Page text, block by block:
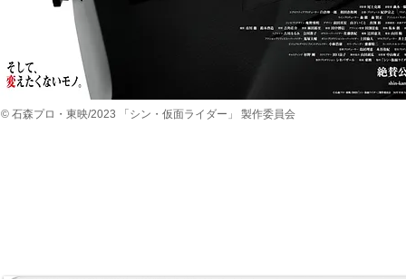
©︎ 石森プロ・東映/2023 「シン・仮面ライダー」 製作委員会